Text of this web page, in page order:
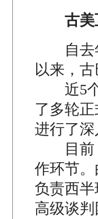
古
自去年
以来，古
近5个
了多轮
进行了深
目前，
作环节
负责西
高级谈